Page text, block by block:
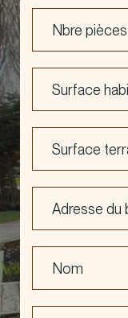
Nbre pièces
Surface
Surface
Adresse du
Nom